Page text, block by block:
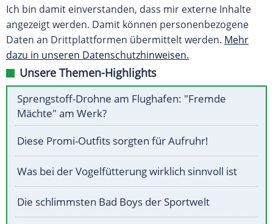
Ich bin damit einverstanden, dass mir externe Inhalte
angezeigt werden. Damit können personenbezogene
Daten an Drittplattformen übermittelt werden. Mehr
dazu in unseren Datenschutzhinweisen.
Unsere Themen-Highlights
Sprengstoff-Drohne am Flughafen: "Fremde
Mächte" am Werk?
Diese Promi-Outfits sorgten für Aufruhr!
Was bei der Vogelfütterung wirklich sinnvoll ist
Die schlimmsten Bad Boys der Sportwelt